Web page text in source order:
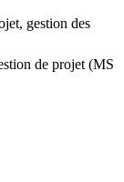
gestion des
de projet (MS